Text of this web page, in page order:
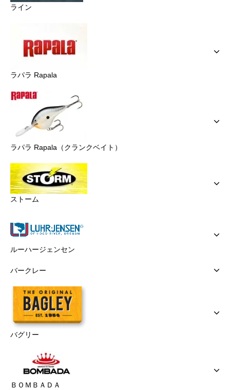
ライン
ラパラ Rapala
ラパラ Rapala（クランクベイト）
ストーム
ルーハージェンセン
バークレー
バグリー
ＢＯＭＢＡＤＡ